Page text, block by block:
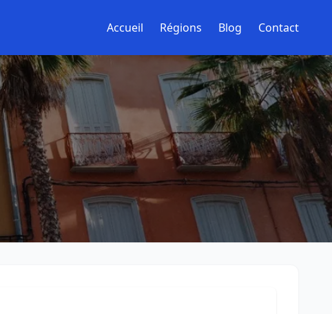
Accueil Régions Blog Contact